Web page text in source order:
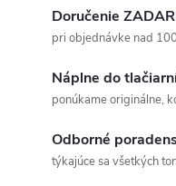
Doručenie
pri objednávke nad
Náplne do
ponúkame originálne,
Odborné
týkajúce sa všetkých